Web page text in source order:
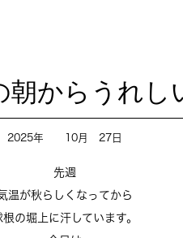
朝からうれし
2025年 10月 27日
先週
温が秋らしくなってから
根の堀上に汗しています。